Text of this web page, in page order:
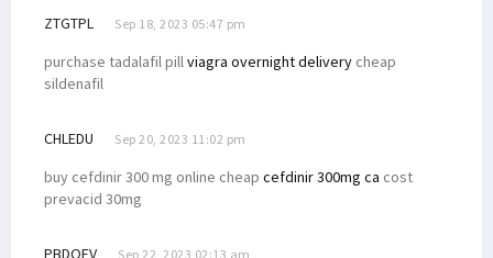
ZTGTPL Sep 18, 2023 05:47 pm
purchase tadalafil pillviagra overnight delivery cheap
sildenafil
CHLEDU Sep 20, 2023 11:02 pm
buy cefdinir 300 mg online cheap cefdinir 300mg ca cost
prevacid 30mg
PBDOEV Sep 22, 2023 02:13 am